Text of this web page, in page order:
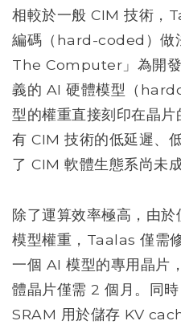
相較於一般 CIM 技術，
編碼（hard-coded）做
The Computer」為開發
義的 AI 硬體模型（
型的權重直接刻印在晶
有 CIM 技術的低延遲、
了 CIM 軟體生態系尚未
除了運算效率極高，由
模型權重，Taalas 僅需
一個 AI 模型的專用晶片
體晶片僅需 2 個月。同
SRAM 用於儲存 KV